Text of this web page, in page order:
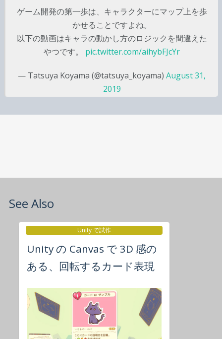
ゲーム開発の第一歩は、キャラクターにマップ上を歩
かせることですよね。
以下の動画はキャラの動かし方のロジックを間違えた
やつです。 pic.twitter.com/aihybFJcYr
— Tatsuya Koyama (@tatsuya_koyama)August 31,
2019
See Also
Unity で試作
Unity の Canvas で 3D 感の
ある、回転するカード表現